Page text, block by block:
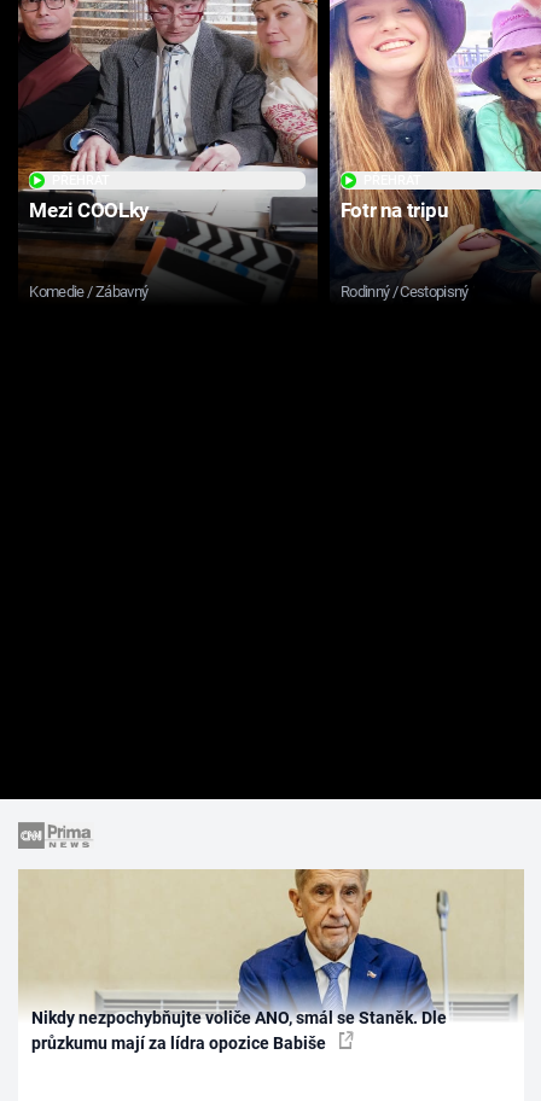
Mezi COOLky
Komedie / Zábavný
Fotr na tripu
Rodinný / Cestopisný
Nikdy nezpochybňujte voliče ANO, smál se Staněk. Dle
průzkumu mají za lídra opozice Babiše